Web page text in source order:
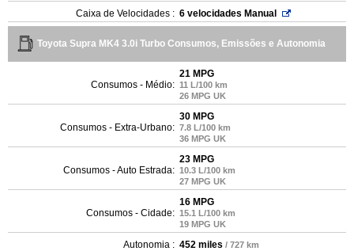
Caixa de Velocidades : 6 velocidades Manual
Toyota Supra MK4 3.0i Turbo Consumos, Emissões e Autonomia
Consumos - Médio:
21 MPG
11 L/100 km
26 MPG UK
Consumos - Extra-Urbano:
30 MPG
7.8 L/100 km
36 MPG UK
Consumos - Auto Estrada:
23 MPG
10.3 L/100 km
27 MPG UK
Consumos - Cidade:
16 MPG
15.1 L/100 km
19 MPG UK
Autonomia : 452 miles / 727 km